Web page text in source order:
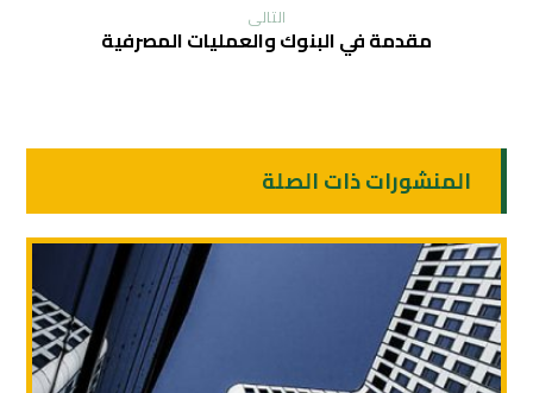
التالی
مقدمة في البنوك والعمليات المصرفية
المنشورات ذات الصلة